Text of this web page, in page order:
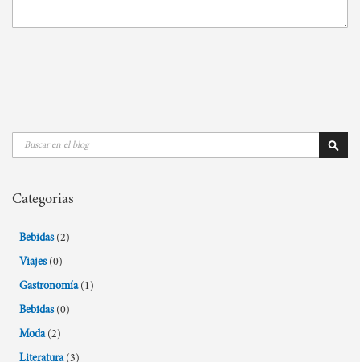
Buscar
Categorias
Bebidas (2)
Viajes (0)
Gastronomía (1)
Bebidas (0)
Moda (2)
Literatura (3)